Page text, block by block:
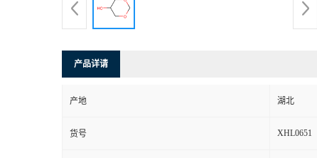
产品详请
产地 湖北
货号 XHL0651